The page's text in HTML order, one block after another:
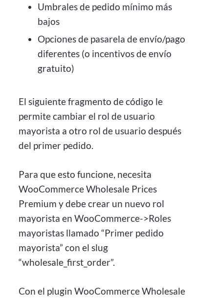
Umbrales de pedido mínimo más
bajos
Opciones de pasarela de envío/pago
diferentes (o incentivos de envío
gratuito)
El siguiente fragmento de código le
permite cambiar el rol de usuario
mayorista a otro rol de usuario después
del primer pedido.
Para que esto funcione, necesita
WooCommerce Wholesale Prices
Premium y debe crear un nuevo rol
mayorista en WooCommerce->Roles
mayoristas llamado “Primer pedido
mayorista” con el slug
“wholesale_first_order”.
Con el plugin WooCommerce Wholesale